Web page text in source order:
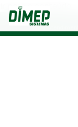
Ir para o conteúdo
|